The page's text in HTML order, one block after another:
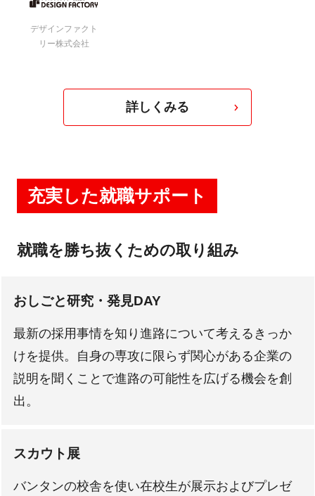
デザインファクト
リー株式会社
詳しくみる
充実した就職サポート
就職を勝ち抜くための取り組み
おしごと研究・発見DAY
最新の採用事情を知り進路について考えるきっか
けを提供。自身の専攻に限らず関心がある企業の
説明を聞くことで進路の可能性を広げる機会を創
出。
スカウト展
バンタンの校舎を使い在校生が展示およびプレゼ